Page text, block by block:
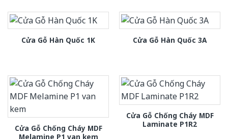
Cửa Gỗ Hàn Quốc 1K Cửa Gỗ Hàn Quốc 3A
Cửa Gỗ Chống Cháy MDF
Melamine P1 van kem
Cửa Gỗ Chống Cháy MDF
Laminate P1R2